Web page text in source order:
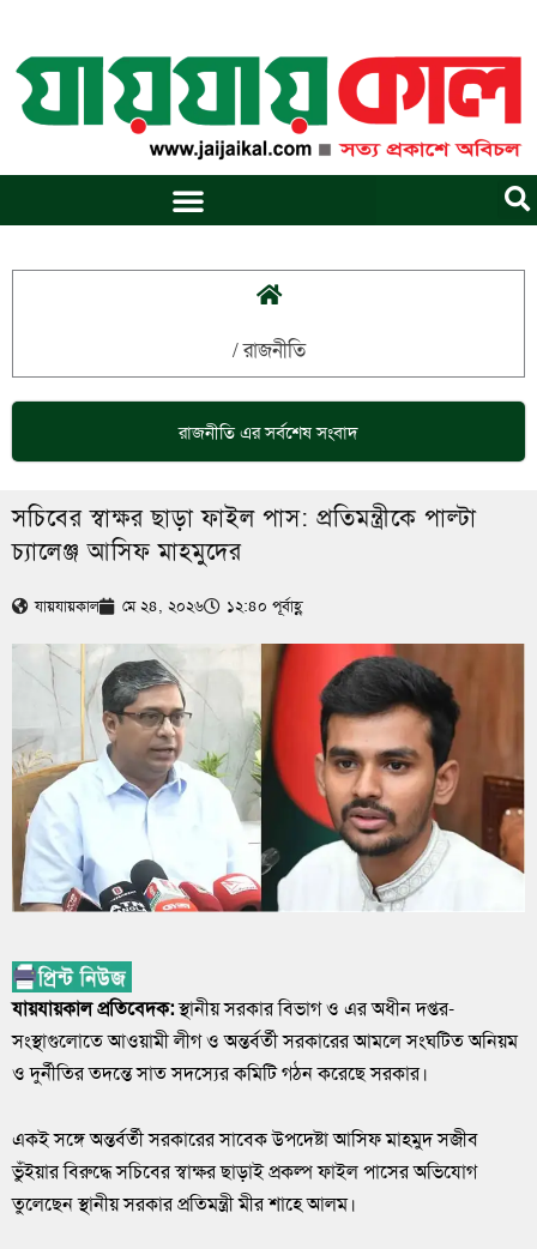
content
/রাজনীতি
রাজনীতিএর সর্বশেষ সংবাদ
সচিবের স্বাক্ষর ছাড়া ফাইল পাস: প্রতিমন্ত্রীকে পাল্টা
চ্যালেঞ্জ আসিফ মাহমুদের
যায়যায়কাল মে ২৪, ২০২৬ ১২:৪০ পূর্বাহ্ণ
যায়যায়কাল প্রতিবেদক:স্থানীয় সরকার বিভাগ ও এর অধীন দপ্তর-
সংস্থাগুলোতে আওয়ামী লীগ ও অন্তর্বর্তী সরকারের আমলে সংঘটিত অনিয়ম
ও দুর্নীতির তদন্তে সাত সদস্যের কমিটি গঠন করেছে সরকার।
একই সঙ্গে অন্তর্বর্তী সরকারের সাবেক উপদেষ্টা আসিফ মাহমুদ সজীব
ভুঁইয়ার বিরুদ্ধে সচিবের স্বাক্ষর ছাড়াই প্রকল্প ফাইল পাসের অভিযোগ
তুলেছেন স্থানীয় সরকার প্রতিমন্ত্রী মীর শাহে আলম।